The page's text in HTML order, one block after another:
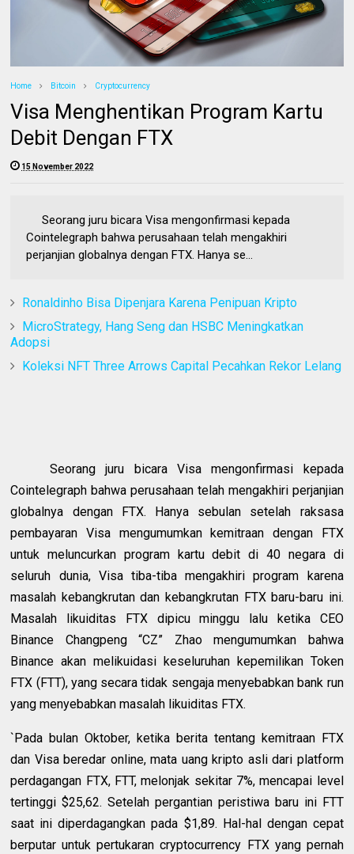
Home Bitcoin Cryptocurrency
Visa Menghentikan Program Kartu
Debit Dengan FTX
15 November 2022
Seorang juru bicara Visa mengonfirmasi kepada
Cointelegraph bahwa perusahaan telah mengakhiri
perjanjian globalnya dengan FTX. Hanya se...
Ronaldinho Bisa Dipenjara Karena Penipuan Kripto
MicroStrategy, Hang Seng dan HSBC Meningkatkan
Adopsi
Koleksi NFT Three Arrows Capital Pecahkan Rekor Lelang
Seorang juru bicara Visa mengonfirmasi kepada
Cointelegraph bahwa perusahaan telah mengakhiri perjanjian
globalnya dengan FTX. Hanya sebulan setelah raksasa
pembayaran Visa mengumumkan kemitraan dengan FTX
untuk meluncurkan program kartu debit di 40 negara di
seluruh dunia, Visa tiba-tiba mengakhiri program karena
masalah kebangkrutan dan kebangkrutan FTX baru-baru ini.
Masalah likuiditas FTX dipicu minggu lalu ketika CEO
Binance Changpeng “CZ” Zhao mengumumkan bahwa
Binance akan melikuidasi keseluruhan kepemilikan Token
FTX (FTT), yang secara tidak sengaja menyebabkan bank run
yang menyebabkan masalah likuiditas FTX.
`Pada bulan Oktober, ketika berita tentang kemitraan FTX
dan Visa beredar online, mata uang kripto asli dari platform
perdagangan FTX, FTT, melonjak sekitar 7%, mencapai level
tertinggi $25,62. Setelah pergantian peristiwa baru ini FTT
saat ini diperdagangkan pada $1,89. Hal-hal dengan cepat
berputar untuk pertukaran cryptocurrency FTX yang pernah